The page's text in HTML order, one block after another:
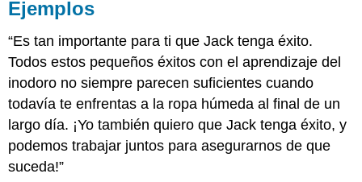
Ejemplos
“Es tan importante para ti que Jack tenga éxito.
Todos estos pequeños éxitos con el aprendizaje del
inodoro no siempre parecen suficientes cuando
todavía te enfrentas a la ropa húmeda al final de un
largo día. ¡Yo también quiero que Jack tenga éxito, y
podemos trabajar juntos para asegurarnos de que
suceda!”